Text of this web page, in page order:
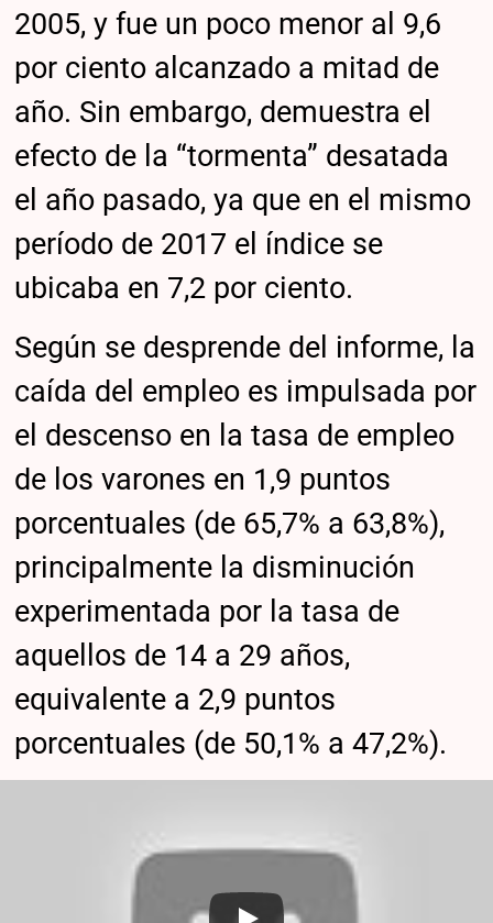
2005, y fue un poco menor al 9,6
por ciento alcanzado a mitad de
año. Sin embargo, demuestra el
efecto de la “tormenta” desatada
el año pasado, ya que en el mismo
período de 2017 el índice se
ubicaba en 7,2 por ciento.
Según se desprende del informe, la
caída del empleo es impulsada por
el descenso en la tasa de empleo
de los varones en 1,9 puntos
porcentuales (de 65,7% a 63,8%),
principalmente la disminución
experimentada por la tasa de
aquellos de 14 a 29 años,
equivalente a 2,9 puntos
porcentuales (de 50,1% a 47,2%).